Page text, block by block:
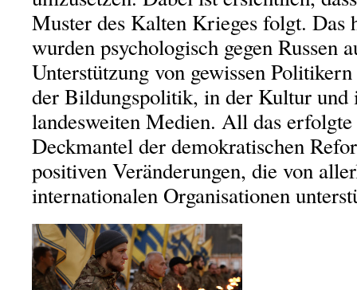
Muster des Kalten Krieges folgt. Das
wurden psychologisch gegen Russen
Unterstützung von gewissen
der Bildungspolitik, in der Kultur und
landesweiten Medien. All das
Deckmantel der demokratischen
positiven Veränderungen, die von
internationalen Organisationen